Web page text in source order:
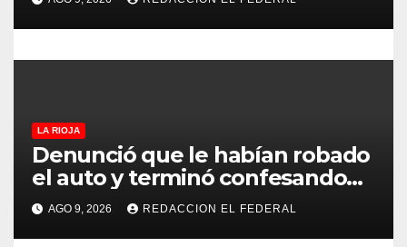
desembarcó en Aimogasta
LA RIOJA
Denunció que le habían robado
el auto y terminó confesando
que su hermano lo empeñó por
drogas
AGO 9, 2026 REDACCION EL FEDERAL